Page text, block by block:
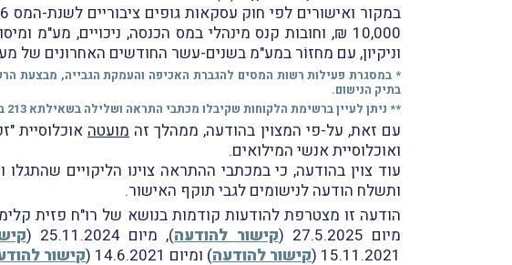
במקור ואישורים לפי חוק עסקאות גופים ציבוריים לשנת-המס 2026 (
10,000 ₪, וחובות קנס מינהלי במס הכנסה, ניכויים,
וניקיון, עם מחזוֹר במע"מ בשנים-עשר החודשים האחרונים של
* במסגרת פעילות רשות המסים להגברת האכיפה והעמקת הגבייה, מבצעת
בתיק הנישום.
** ניתן לעיין ברשימת הלקוחות שקיבלו מכתבי התראה ושלילה בשאילתא 213 בלשונית "התפלגות מצב אישור", בעמודה "אישור+התראה".
עם זאת, על-פי המצוין בהודעה, ממהלך זה מועטה אוכלוסיית
ואוכלוסיית אנשי המילואים.
ותשלח הודעה לנישומים לגבי תוקף האישור.
הודעה זו מצטרפת להודעות קודמות בנושא של רו"ח פזית קלימן,
מיום 27.5.2025 (
קישור להודעה), מיום 25.11.2024 (
15.11.2021 ( קישור להודעה) ומיום 14.6.2021 ( קישור